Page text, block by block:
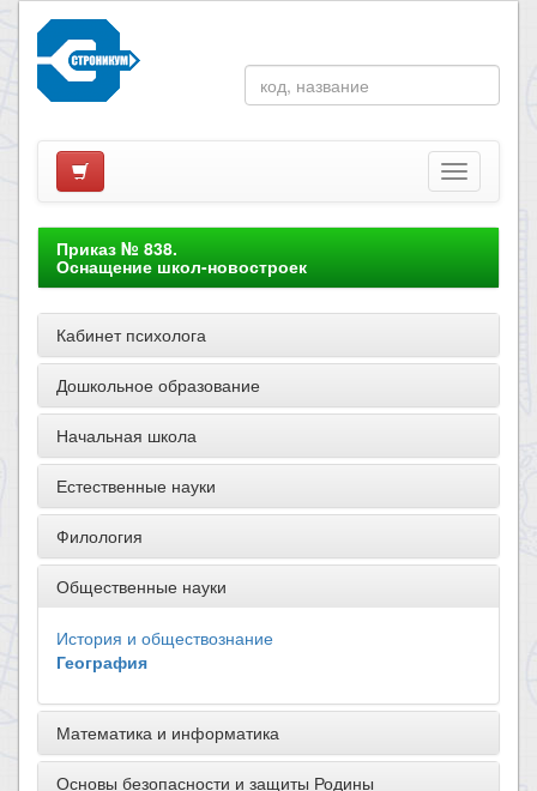
Приказ № 838.
Оснащение школ-новостроек
Кабинет психолога
Дошкольное образование
Начальная школа
Естественные науки
Филология
Общественные науки
История и обществознание
География
Математика и информатика
Основы безопасности и защиты Родины